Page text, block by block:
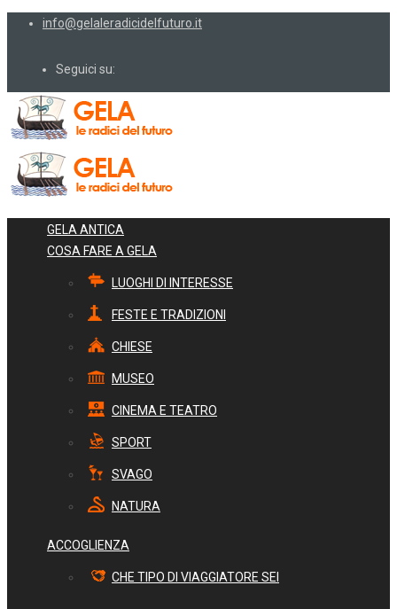
info@gelaleradicidelfuturo.it
Seguici su:
GELA ANTICA
COSA FARE A GELA
LUOGHI DI INTERESSE
FESTE E TRADIZIONI
CHIESE
MUSEO
CINEMA E TEATRO
SPORT
SVAGO
NATURA
ACCOGLIENZA
CHE TIPO DI VIAGGIATORE SEI